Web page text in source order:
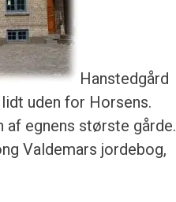
Hanstedgård
uden for Horsens.
af egnens største gårde.
Valdemars jordebog,